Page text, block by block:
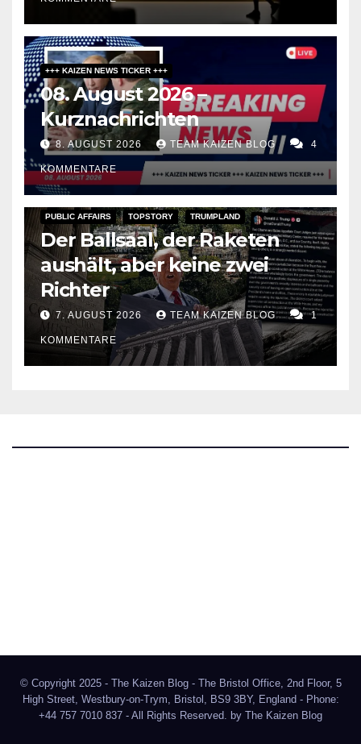
+++ KAIZEN NEWS TICKER +++
08. August 2026 –
Kurznachrichten
8. AUGUST 2026 TEAM KAIZEN BLOG 4
KOMMENTARE
PUBLIC AFFAIRS TOPSTORY TRUMPLAND
Der Ballsaal, der Raketen
aushält, aber keine zwei
Richter
7. AUGUST 2026 TEAM KAIZEN BLOG 1
KOMMENTARE
© Copyright 2025 - The Kaizen Blog - The Bristol Office, 2nd Floor, 5
High Street, Westbury-on-Trym, Bristol, BS9 3BY, England - Phone:
+44 757 7010 837 - All Rights Reserved. by The Kaizen Blog